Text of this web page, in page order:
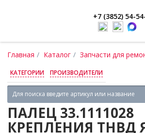
+7 (3852) 54-
Главная Каталог Запчасти для
КАТЕГОРИИ ПРОИЗВОДИТЕЛИ
ПАЛЕЦ 33.1111028
КРЕПЛЕНИЯ ТНВД